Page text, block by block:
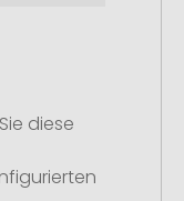
diese